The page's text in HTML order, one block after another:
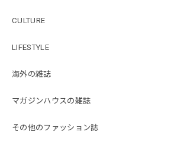
CULTURE
LIFESTYLE
海外の雑誌
マガジンハウスの雑誌
その他のファッション誌